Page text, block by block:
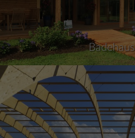
Badehaus